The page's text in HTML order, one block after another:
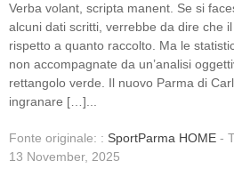
Verba volant, scripta manent. Se si
alcuni dati scritti, verrebbe da dire che
rispetto a quanto raccolto. Ma le
non accompagnate da un’analisi
rettangolo verde. Il nuovo Parma di
ingranare […]...
Fonte originale: : SportParma HOME -
13 November, 2025